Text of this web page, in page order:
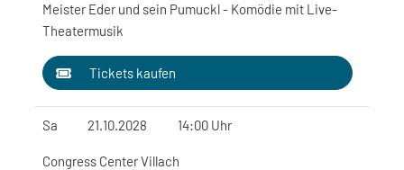
Meister Eder und sein Pumuckl - Komödie mit Live-
Theatermusik
Tickets kaufen
Sa 21.10.2028 14:00 Uhr
Congress Center Villach